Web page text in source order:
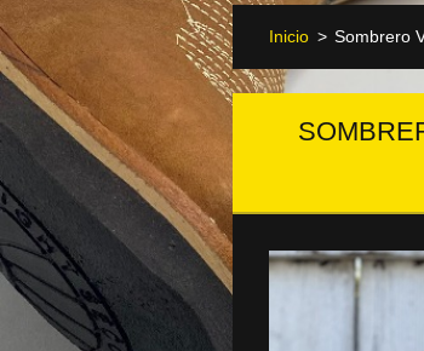
Inicio > Sombrero